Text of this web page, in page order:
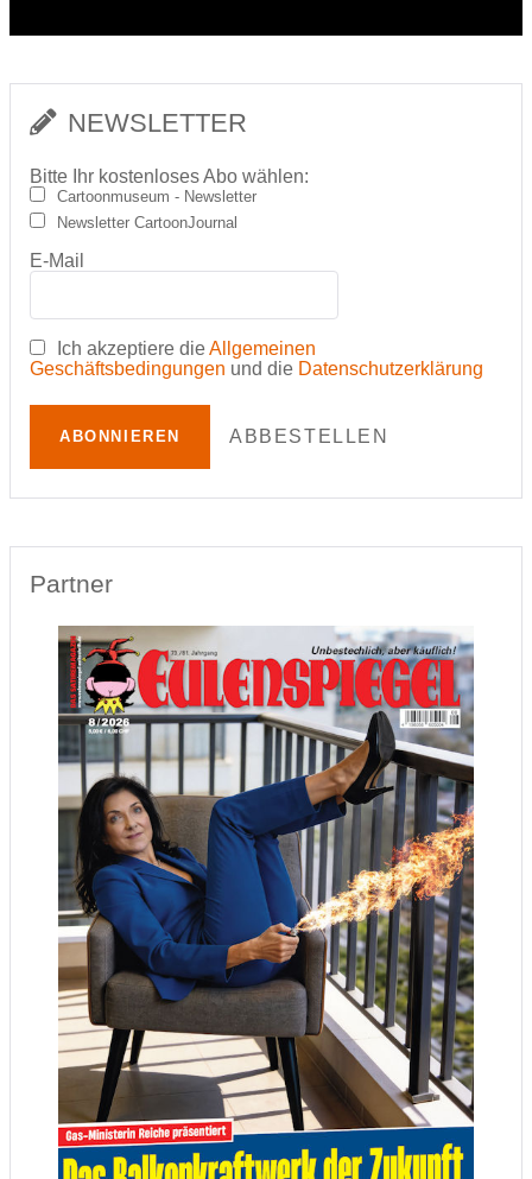
NEWSLETTER
Bitte Ihr kostenloses Abo wählen:
Cartoonmuseum - Newsletter
Newsletter CartoonJournal
E-Mail
Ich akzeptiere dieAllgemeinen
Geschäftsbedingungen und die Datenschutzerklärung
ABONNIEREN ABBESTELLEN
Partner